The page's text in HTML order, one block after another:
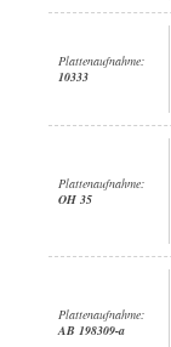
Plattenaufnahme:
10333
Plattenaufnahme:
OH 35
Plattenaufnahme:
AB 198309-a